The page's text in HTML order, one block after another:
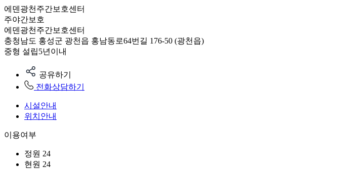
에덴광천주간보호센터
주야간보호
에덴광천주간보호센터
충청남도 홍성군 광천읍 홍남동로64번길 176-50 (광천읍)
중형 설립5년이내
공유하기
전화상담하기
시설안내
위치안내
이용여부
정원 24
현원 24